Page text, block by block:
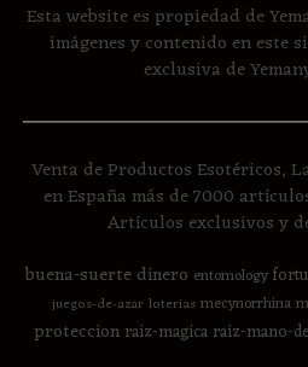
Esta website es propiedad de
imágenes y contenido en este
exclusiva de
Venta de Productos Esotéricos,
en España más de 7000
Artículos exclusivos y
buena-suertedinero entomology
juegos-de-azar loterias mecynorrhina
proteccion raiz-magica raiz-mano-